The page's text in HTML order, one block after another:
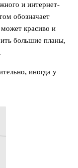
и интернет-
обозначает
красиво и
большие планы,
иногда у